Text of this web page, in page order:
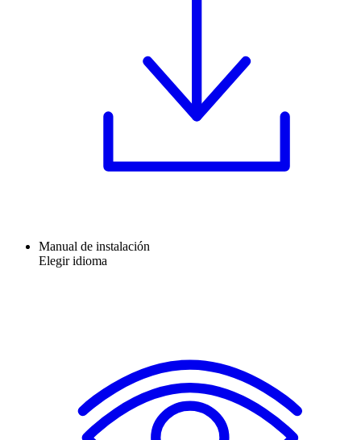
Manual de instalación
Elegir idioma